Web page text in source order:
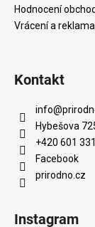
Hodnocení
Vrácení a
Kontakt
info@
Hybešova
+420 601
Facebook
prirodno.cz
Instagram